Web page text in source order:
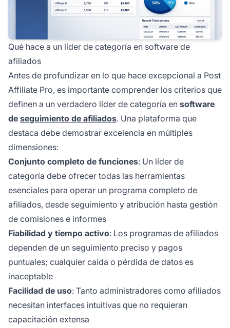
Qué hace a un líder de categoría en software de
afiliados
Antes de profundizar en lo que hace excepcional a Post
Affiliate Pro, es importante comprender los criterios que
definen a un verdadero líder de categoría en software
de seguimiento de afiliados. Una plataforma que
destaca debe demostrar excelencia en múltiples
dimensiones:
Conjunto completo de funciones: Un líder de
categoría debe ofrecer todas las herramientas
esenciales para operar un programa completo de
afiliados, desde seguimiento y atribución hasta gestión
de comisiones e informes
Fiabilidad y tiempo activo: Los programas de afiliados
dependen de un seguimiento preciso y pagos
puntuales; cualquier caída o pérdida de datos es
inaceptable
Facilidad de uso: Tanto administradores como afiliados
necesitan interfaces intuitivas que no requieran
capacitación extensa